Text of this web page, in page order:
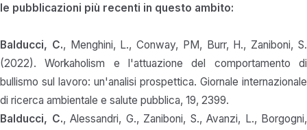
le pubblicazioni più recenti in questo ambito:
Balducci, C., Menghini, L., Conway, PM, Burr, H., Zaniboni, S.
(2022). Workaholism e l'attuazione del comportamento di
bullismo sul lavoro: un'analisi prospettica. Giornale internazionale
di ricerca ambientale e salute pubblica, 19, 2399.
Balducci, C., Alessandri, G., Zaniboni, S., Avanzi, L., Borgogni,